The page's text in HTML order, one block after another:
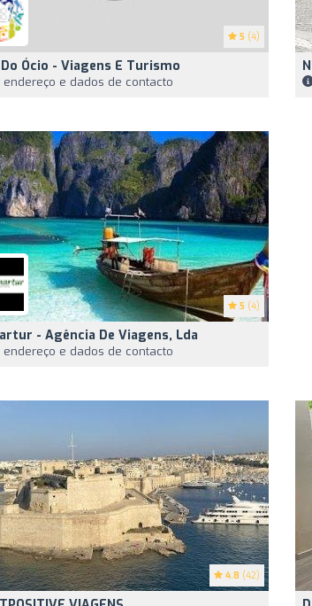
5 (4)
Ócio - Viagens E Turismo
endereço e dados de contacto
5 (4)
- Agência De Viagens, Lda
endereço e dados de contacto
4.8 (42)